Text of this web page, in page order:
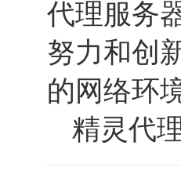
代理服务
努力和创
的网络环
精灵代